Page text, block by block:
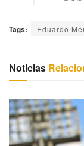
Tags: Eduardo
Noticias